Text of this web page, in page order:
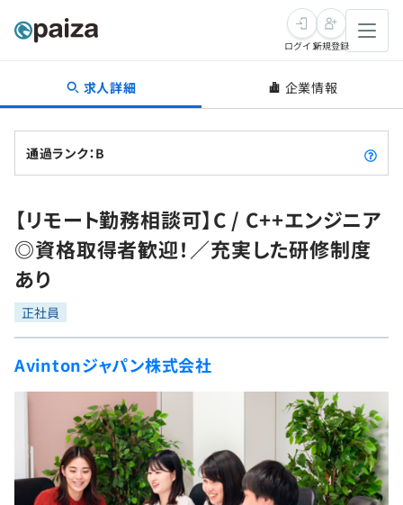
転職・キャリア
転職成功ガイド
転職エージェント
インタビュー
転職成功ガイド
新卒就活
求人検索
本選考
インターン
新卒エージェント
イベント・セミナー
インタビュー
学習
問題集
4択課題
ナレッジ
リファレンス
プログラミング言語
再チャレンジ結果一覧
ゲーム・マンガ
Tech Team Journal
paiza times
note
paizaとは？
ログイン新規登録
求人詳細 企業情報
通過ランク：B
【リモート勤務相談可】C / C++エンジニア
◎資格取得者歓迎！／充実した研修制度
あり
正社員
Avintonジャパン株式会社